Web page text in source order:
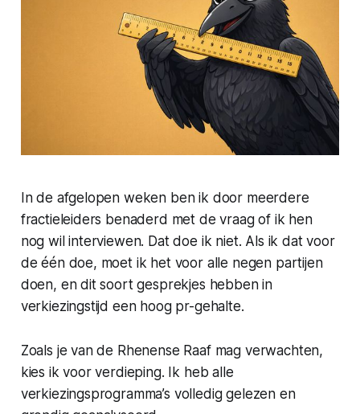
In de afgelopen weken ben ik door meerdere
fractieleiders benaderd met de vraag of ik hen
nog wil interviewen. Dat doe ik niet. Als ik dat voor
de één doe, moet ik het voor alle negen partijen
doen, en dit soort gesprekjes hebben in
verkiezingstijd een hoog pr-gehalte.
Zoals je van de Rhenense Raaf mag verwachten,
kies ik voor verdieping. Ik heb alle
verkiezingsprogramma’s volledig gelezen en